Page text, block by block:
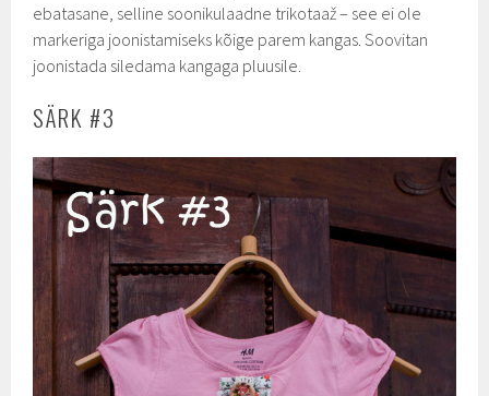
ebatasane, selline soonikulaadne trikotaaž – see ei ole
markeriga joonistamiseks kõige parem kangas. Soovitan
joonistada siledama kangaga pluusile.
SÄRK #3